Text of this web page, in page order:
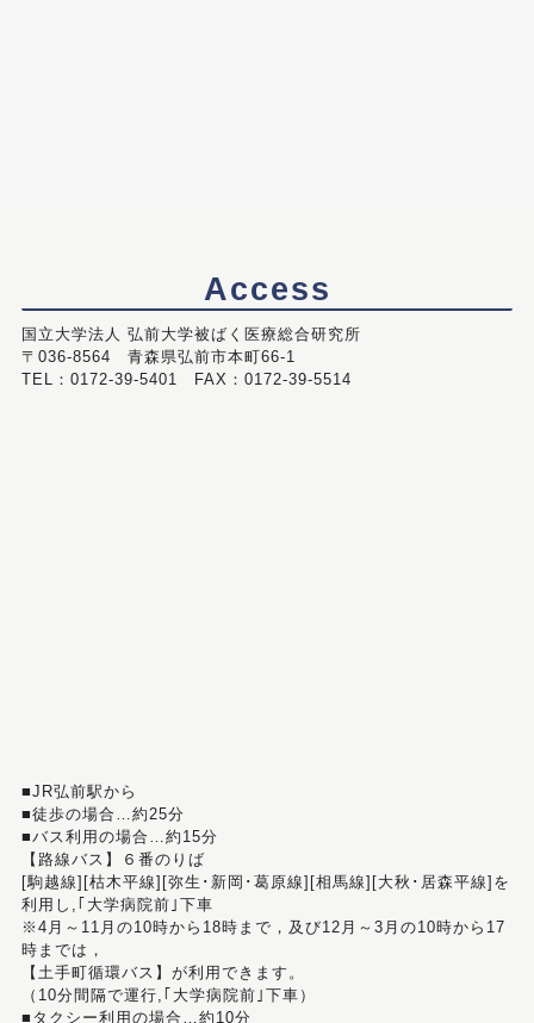
Access
国立大学法人 弘前大学被ばく医療総合研究所
〒036-8564 青森県弘前市本町66-1
TEL：0172-39-5401 FAX：0172-39-5514
■JR弘前駅から
■徒歩の場合…約25分
■バス利用の場合…約15分
【路線バス】６番のりば
[駒越線][枯木平線][弥生･新岡･葛原線][相馬線][大秋･居森平線]を
利用し,｢大学病院前｣下車
※4月～11月の10時から18時まで，及び12月～3月の10時から17
時までは，
【土手町循環バス】が利用できます。
（10分間隔で運行,｢大学病院前｣下車）
■タクシー利用の場合…約10分